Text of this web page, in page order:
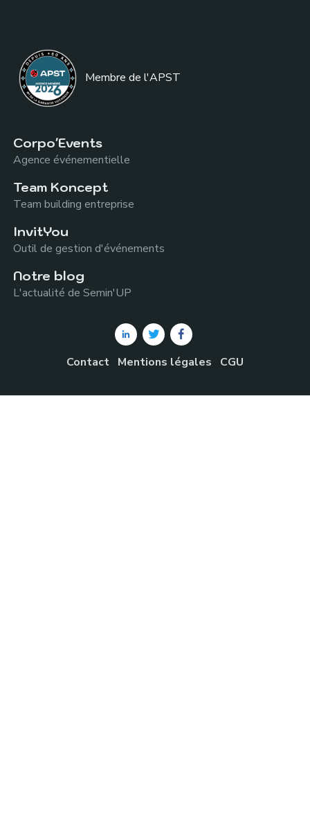
Membre de l'APST
Corpo'Events
Agence événementielle
Team Koncept
Team building entreprise
InvitYou
Outil de gestion d'événements
Notre blog
L'actualité de Semin'UP
Contact Mentions légales CGU